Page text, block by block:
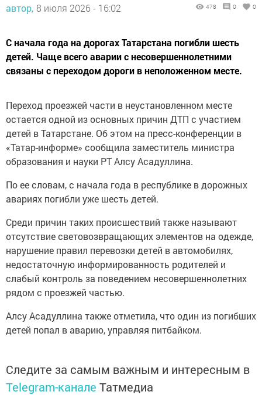
автор, 8 июля 2026 - 16:02 478 0 0
С начала года на дорогах Татарстана погибли шесть
детей. Чаще всего аварии с несовершеннолетними
связаны с переходом дороги в неположенном месте.
Переход проезжей части в неустановленном месте
остается одной из основных причин ДТП с участием
детей в Татарстане. Об этом на пресс-конференции в
«Татар-информе» сообщила заместитель министра
образования и науки РТ Алсу Асадуллина.
По ее словам, с начала года в республике в дорожных
авариях погибли уже шесть детей.
Среди причин таких происшествий также называют
отсутствие световозвращающих элементов на одежде,
нарушение правил перевозки детей в автомобилях,
недостаточную информированность родителей и
слабый контроль за поведением несовершеннолетних
рядом с проезжей частью.
Алсу Асадуллина также отметила, что один из погибших
детей попал в аварию, управляя питбайком.
Следите за самым важным и интересным в
Telegram-канале Татмедиа